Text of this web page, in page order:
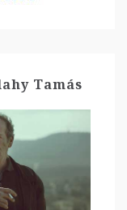
Tamás